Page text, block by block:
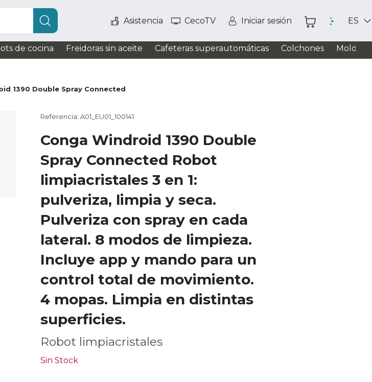
Asistencia CecoTV Iniciar sesión ES
de cocina Freidoras sin aceite Cafeteras superautomáticas Colchones
1390 Double Spray Connected
Referencia: A01_EU01_100141
Conga Windroid 1390 Double
Spray Connected Robot
limpiacristales 3 en 1:
pulveriza, limpia y seca.
Pulveriza con spray en cada
lateral. 8 modos de limpieza.
Incluye app y mando para un
control total de movimiento.
4 mopas. Limpia en distintas
superficies.
Robot limpiacristales
Sin Stock